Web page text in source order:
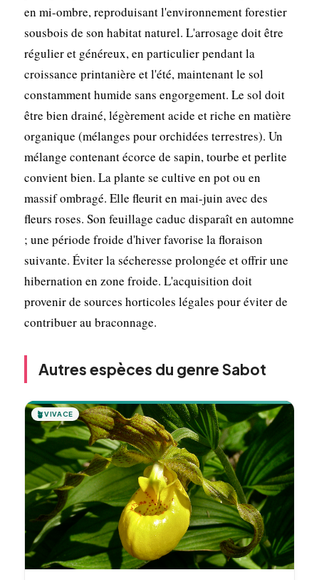
en mi-ombre, reproduisant l'environnement forestier
sousbois de son habitat naturel. L'arrosage doit être
régulier et généreux, en particulier pendant la
croissance printanière et l'été, maintenant le sol
constamment humide sans engorgement. Le sol doit
être bien drainé, légèrement acide et riche en matière
organique (mélanges pour orchidées terrestres). Un
mélange contenant écorce de sapin, tourbe et perlite
convient bien. La plante se cultive en pot ou en
massif ombragé. Elle fleurit en mai-juin avec des
fleurs roses. Son feuillage caduc disparaît en automne
; une période froide d'hiver favorise la floraison
suivante. Éviter la sécheresse prolongée et offrir une
hibernation en zone froide. L'acquisition doit
provenir de sources horticoles légales pour éviter de
contribuer au braconnage.
Autres espèces du genre Sabot
🪴VIVACE